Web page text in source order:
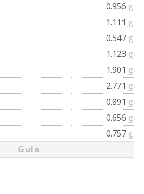
0.956 g
1.111 g
0.547 g
1.123 g
1.901 g
2.771 g
0.891 g
0.656 g
0.757 g
Gula